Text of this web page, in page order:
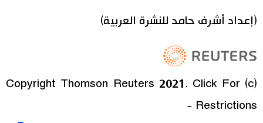
(إعداد أشرف حامد للنشرة العربية)
(c) Copyright Thomson Reuters 2021. Click For
Restrictions -